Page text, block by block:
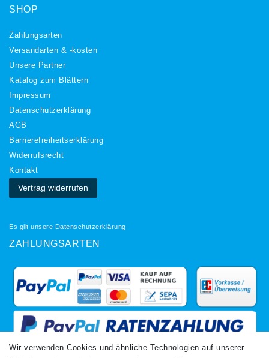
SHOP
Zahlungsarten
Versandarten & -kosten
Unsere Partner
Katalog zum Blättern
Impressum
Daten­schutz­erklärung
AGB
Barrierefreiheitserklärung
Widerrufs­recht
Kontakt
Vertrag widerrufen
Es gilt unsere Datenschutzerklärung
ZAHLUNGSARTEN
Wir verwenden Cookies und ähnliche Technologien auf unserer